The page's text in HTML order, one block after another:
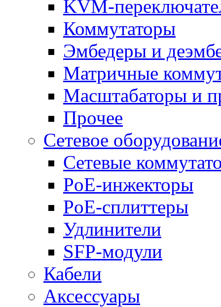
KVM-
Коммутаторы
Эмбедеры и
Матричные
Масштабаторы и
Прочее
Сетевое
Сетевые
PoE-инжекторы
PoE-сплиттеры
Удлинители
SFP-модули
Кабели
Аксессуары